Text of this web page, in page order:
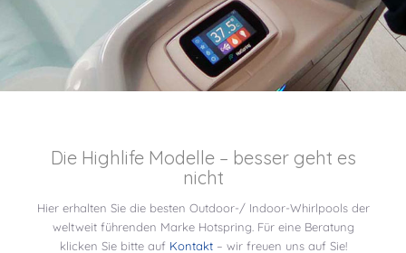
Die Highlife Modelle – besser geht es
nicht
Hier erhalten Sie die besten Outdoor-/ Indoor-Whirlpools der
weltweit führenden Marke Hotspring. Für eine Beratung
klicken Sie bitte auf Kontakt– wir freuen uns auf Sie!